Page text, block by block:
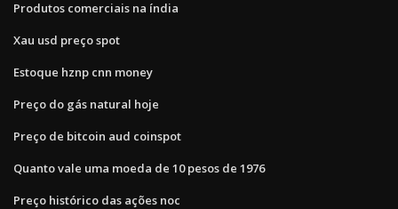
Produtos comerciais na índia
Xau usd preço spot
Estoque hznp cnn money
Preço do gás natural hoje
Preço de bitcoin aud coinspot
Quanto vale uma moeda de 10 pesos de 1976
Preço histórico das ações noc